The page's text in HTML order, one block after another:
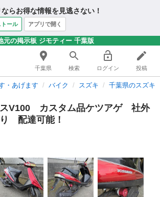
らお得な情報を見逃さない！
トール アプリで開く
元の掲示板 ジモティー 千葉版
千葉県 検索 ログイン 投稿
・あげます バイク スズキ 千葉県のスズキ
V100 カスタム品ケツアゲ 社外
配達可能！